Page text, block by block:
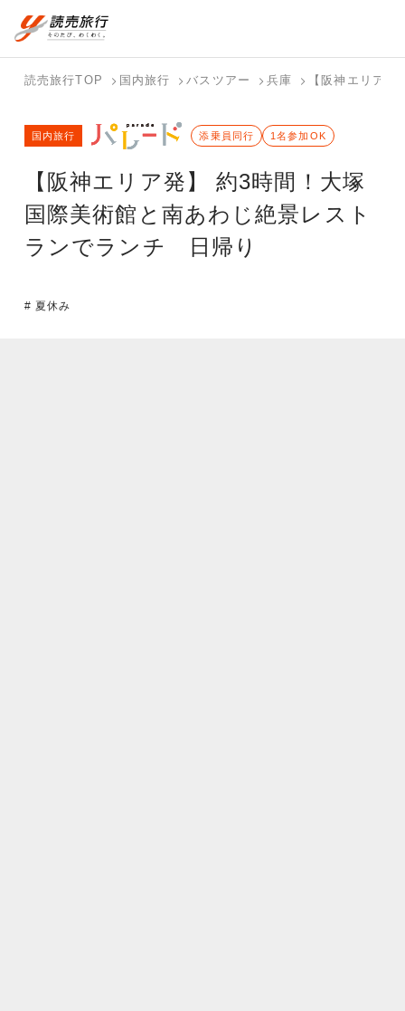
国内旅行トップ
バスツアー
を探す
個人旅行
（ブーケ）を探す
ら探す
テーマから
探す
写真から探
海外旅行トップ
海外特集か
ら探す
テーマから
探す
す
読売旅行TOP 国内旅行 バスツアー 兵庫 【阪神エリア
【阪神エリア発】 約3時間！大塚
国際美術館と南あわじ絶景レスト
ランでランチ 日帰り
国内旅行 添乗員同行 1名参加OK
# 夏休み